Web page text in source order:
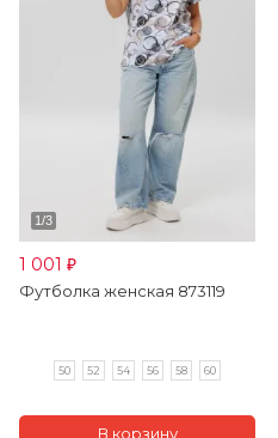
1 001 ₽
Футболка женская 873119
50 52 54 56 58 60